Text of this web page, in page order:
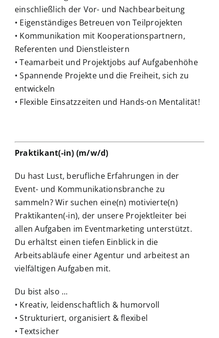
einschließlich der Vor- und Nachbearbeitung
• Eigenständiges Betreuen von Teilprojekten
• Kommunikation mit Kooperationspartnern,
Referenten und Dienstleistern
• Teamarbeit und Projektjobs auf Aufgabenhöhe
• Spannende Projekte und die Freiheit, sich zu
entwickeln
• Flexible Einsatzzeiten und Hands-on Mentalität!
Praktikant(-in) (m/w/d)
Du hast Lust, berufliche Erfahrungen in der
Event- und Kommunikationsbranche zu
sammeln? Wir suchen eine(n) motivierte(n)
Praktikanten(-in), der unsere Projektleiter bei
allen Aufgaben im Eventmarketing unterstützt.
Du erhältst einen tiefen Einblick in die
Arbeitsabläufe einer Agentur und arbeitest an
vielfältigen Aufgaben mit.
Du bist also …
• Kreativ, leidenschaftlich & humorvoll
• Strukturiert, organisiert & flexibel
• Textsicher